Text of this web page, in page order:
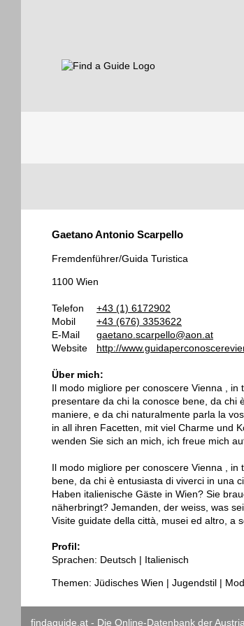
Guides
Gaetano Antonio Scarpello
Fremdenführer/Guida Turistica
1100 Wien
Telefon
+43 (1) 6172902
Mobil
+43 (676) 3353622
E-Mail
gaetano.scarpello@aon.at
Website
http://
Über mich:
Il modo migliore per conoscere Vienna ,
presentare da chi la conosce bene, da chi
maniere, e da chi naturalmente parla la
in all ihren Facetten, mit viel Charme und
wenden Sie sich an mich, ich freue mich
Il modo migliore per conoscere Vienna ,
bene, da chi è entusiasta di viverci in una
Haben italienische Gäste in Wien? Sie
näherbringt? Jemanden, der weiss, was
Visite guidate della città, musei ed altro, a
Profil:
Sprachen: Deutsch | Italienisch
Themen: Jüdisches Wien | Jugendstil |
findaguide.at - Die Online-Datenbank der